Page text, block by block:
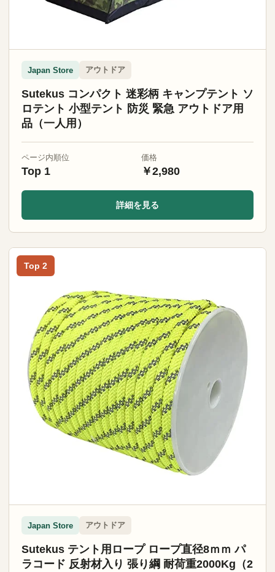
Japan Store アウトドア
Sutekus コンパクト 迷彩柄 キャンプテント ソ
ロテント 小型テント 防災 緊急 アウトドア用
品（一人用）
ページ内順位
Top 1
価格
￥2,980
詳細を見る
Top 2
Japan Store アウトドア
Sutekus テント用ロープ ロープ直径8ｍｍ パ
ラコード 反射材入り 張り綱 耐荷重2000Kg（2